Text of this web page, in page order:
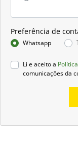
Preferência de
Whatsapp
Li e aceito a
comunicações da